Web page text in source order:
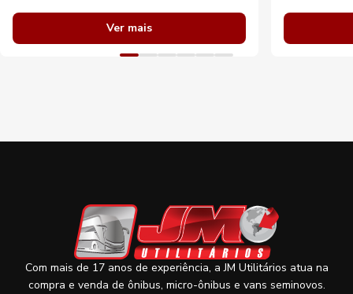
Ver mais
Com mais de 17 anos de experiência, a JM Utilitários atua na
compra e venda de ônibus, micro-ônibus e vans seminovos.